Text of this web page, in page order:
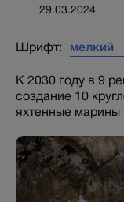
29.03.2024
Шрифт:
К 2030 году в 9
создание 10
яхтенные марины